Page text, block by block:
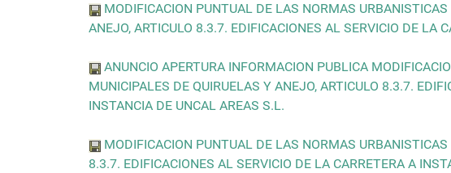
MODIFICACION PUNTUAL DE LAS NORMAS
ANEJO, ARTICULO 8.3.7. EDIFICACIONES AL SERVICIO DE LA
ANUNCIO APERTURA INFORMACION PUBLICA
MUNICIPALES DE QUIRUELAS Y ANEJO, ARTICULO 8.3.7.
INSTANCIA DE UNCAL AREAS S.L.
MODIFICACION PUNTUAL DE LAS NORMAS
8.3.7. EDIFICACIONES AL SERVICIO DE LA CARRETERA A